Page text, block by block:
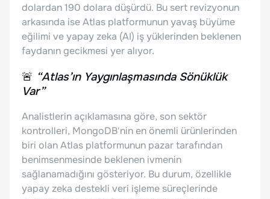
dolardan 190 dolara düşürdü. Bu sert revizyonun
arkasında ise Atlas platformunun yavaş büyüme
eğilimi ve yapay zeka (AI) iş yüklerinden beklenen
faydanın gecikmesi yer alıyor.
🚨 “Atlas’ın Yaygınlaşmasında Sönüklük
Var”
Analistlerin açıklamasına göre, son sektör
kontrolleri, MongoDB'nin en önemli ürünlerinden
biri olan Atlas platformunun pazar tarafından
benimsenmesinde beklenen ivmenin
sağlanamadığını gösteriyor. Bu durum, özellikle
yapay zeka destekli veri işleme süreçlerinde